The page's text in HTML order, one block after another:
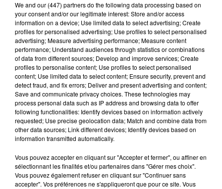
Lecture (4 min 25 sec)
100%
On se fait du bien SUR 100% radio avec Cécile
3 octobre 2024 - 4 min 25 sec
ON SE FAIT DU BIEN SUR 100%, ÉMISSION DU
03/10/2024
We and our (447) partnersdo the following data processing based on
your consent and/or our legitimate interest: Store and/or access
information on a device; Use limited data to select advertising; Create
profiles for personalised advertising; Use profiles to select personalised
advertising; Measure advertising performance; Measure content
performance; Understand audiences through statistics or combinations
of data from different sources; Develop and improve services; Create
profiles to personalise content; Use profiles to select personalised
content; Use limited data to select content; Ensure security, prevent and
detect fraud, and fix errors; Deliver and present advertising and content;
Save and communicate privacy choices. These technologies may
process personal data such as IP address and browsing data to offer
following functionalities: Identify devices based on information actively
requested; Use precise geolocation data; Match and combine data from
other data sources; Link different devices; Identify devices based on
information transmitted automatically.
Vous pouvez accepter en cliquant sur "Accepter et fermer", ou affiner en
sélectionnant les finalités et/ou partenaires dans "Gérer mes choix".
Vous pouvez également refuser en cliquant sur "Continuer sans
accepter". Vos préférences ne s'appliqueront que pour ce site. Vous